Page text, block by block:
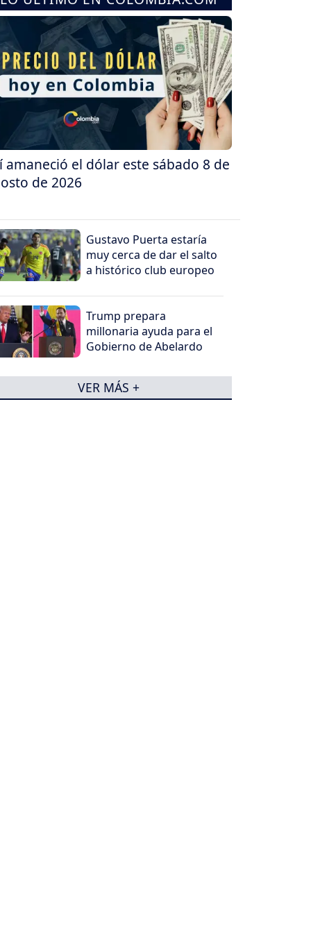
amaneció el dólar este sábado 8 de
de 2026
Gustavo Puerta estaría
muy cerca de dar el salto
a histórico club europeo
Trump prepara
millonaria ayuda para el
Gobierno de Abelardo
VER MÁS +